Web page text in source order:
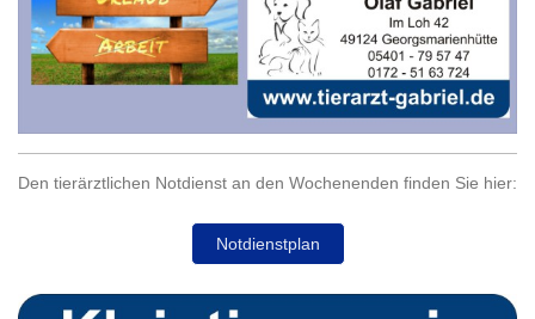
Den tierärztlichen Notdienst an den Wochenenden finden Sie hier:
Notdienstplan